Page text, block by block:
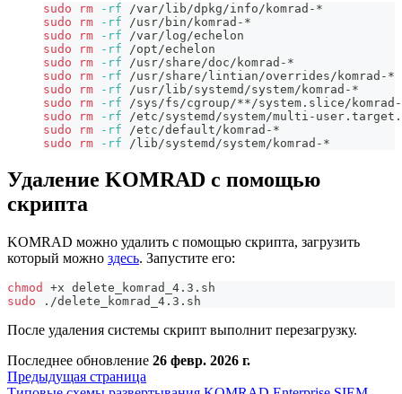
sudo rm -rf /var/lib/dpkg/info/komrad-*
sudo
rm -rf /usr/bin/komrad-*
sudo
rm -rf /var/log/echelon
sudo
rm -rf /opt/echelon
sudo
rm -rf /usr/share/doc/komrad-*
sudo
rm -rf /usr/share/lintian/overrides/komrad-*
sudo
rm -rf /usr/lib/systemd/system/komrad-*
sudo
rm -rf /sys/fs/cgroup/**/system.slice/
sudo
rm -rf /etc/systemd/system/multi-
sudo
rm -rf /etc/default/komrad-*
sudo
rm -rf /lib/systemd/system/komrad-*
Удаление KOMRAD с помощью
скрипта
KOMRAD можно удалить с помощью скрипта, загрузить
который можно здесь. Запустите его:
chmod
+x delete_komrad_4.3.sh
sudo ./delete_komrad_4.3.sh
После удаления системы скрипт выполнит перезагрузку.
Последнее обновление 26 февр. 2026 г.
Предыдущая страница